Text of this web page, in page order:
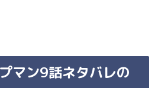
マン9話ネタバレの